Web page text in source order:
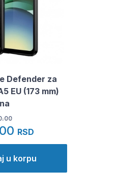
Defender za
EU (173 mm)
RSD
u korpu